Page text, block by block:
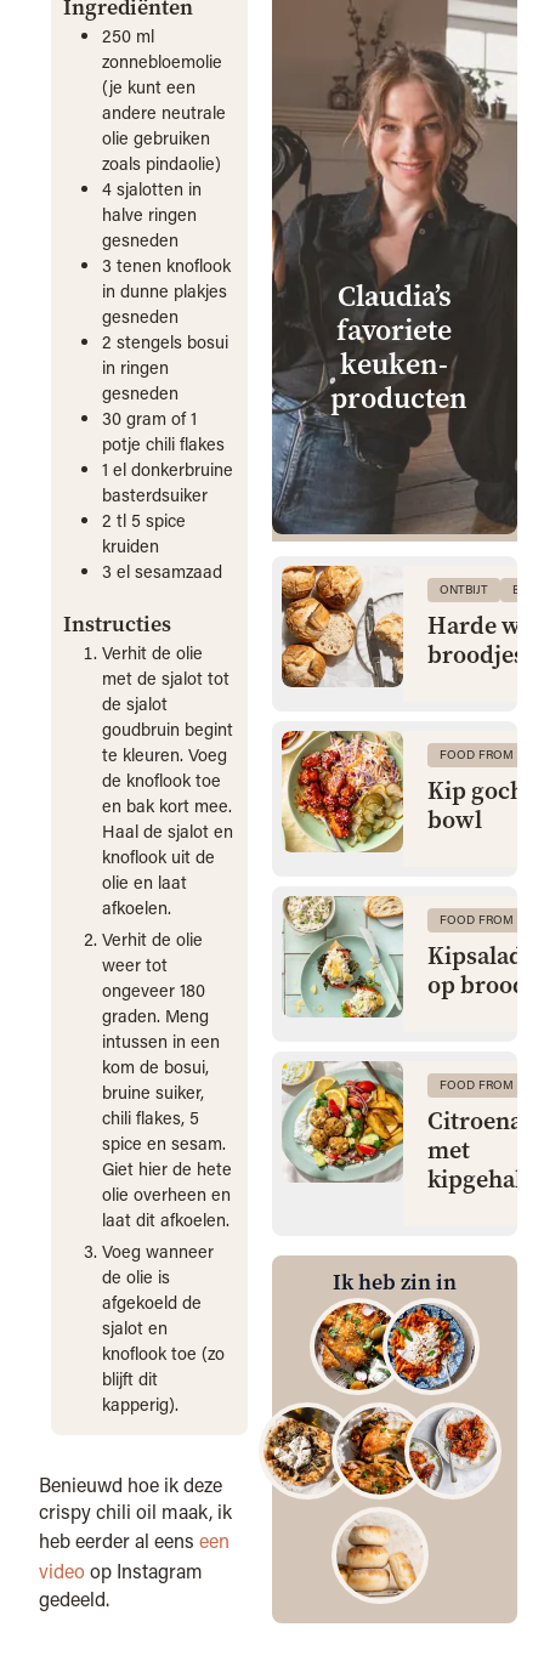
Ingrediënten
250 ml
zonnebloemolie
(je kunt een
andere neutrale
olie gebruiken
zoals pindaolie)
4 sjalotten in
halve ringen
gesneden
3 tenen knoflook
in dunne plakjes
gesneden
2 stengels bosui
in ringen
gesneden
30 gram of 1
potje chili flakes
1 el donkerbruine
basterdsuiker
2 tl 5 spice
kruiden
3 el sesamzaad
Instructies
Verhit de olie
met de sjalot tot
de sjalot
goudbruin begint
te kleuren. Voeg
de knoflook toe
en bak kort mee.
Haal de sjalot en
knoflook uit de
olie en laat
afkoelen.
Verhit de olie
weer tot
ongeveer 180
graden. Meng
intussen in een
kom de bosui,
bruine suiker,
chili flakes, 5
spice en sesam.
Giet hier de hete
olie overheen en
laat dit afkoelen.
Voeg wanneer
de olie is
afgekoeld de
sjalot en
knoflook toe (zo
blijft dit
kapperig).
Benieuwd hoe ik deze
crispy chili oil maak, ik
heb eerder al eenseen
videoop Instagram
gedeeld.
Claudia’s
favoriete
keuken­
producten
ONTBIJT
Harde
broodjes
FOOD FROM
Kip
bowl
FOOD FROM
Kipsalade
op brood
FOOD FROM
met
Ik heb zin in